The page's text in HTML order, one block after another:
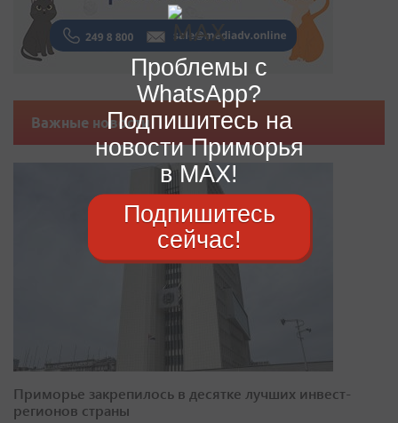
Важные новости
Приморье закрепилось в десятке лучших инвест-
регионов страны
Проблемы с
WhatsApp?
Подпишитесь на
новости Приморья
в MAX!
Подпишитесь
сейчас!